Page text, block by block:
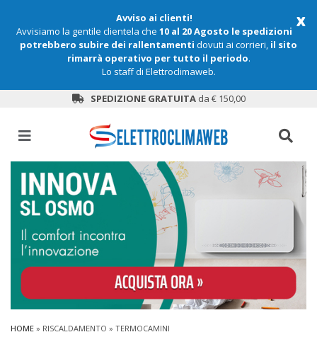
x
Avviso ai clienti!
Avvisiamo la gentile clientela che 10 al 20 Agosto le spedizioni
potrebbero subire dei rallentamenti dovuti ai corrieri, il sito
rimarrà operativo per tutto il periodo.
Lo staff di Elettroclimaweb.
SPEDIZIONE GRATUITAda € 150,00
HOME » RISCALDAMENTO » TERMOCAMINI